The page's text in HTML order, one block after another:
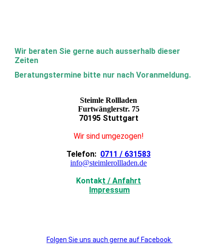
Wir beraten Sie gerne auch ausserhalb dieser
Zeiten
Beratungstermine bitte nur nach Voranmeldung.
Steimle Rollladen
Furtwänglerstr. 75
70195 Stuttgart
Wir sind umgezogen!
Telefon: 0711 / 631583
info@steimlerollladen.de
Kontakt / Anfahrt
Impressum
Folgen Sie uns auch gerne auf Facebook